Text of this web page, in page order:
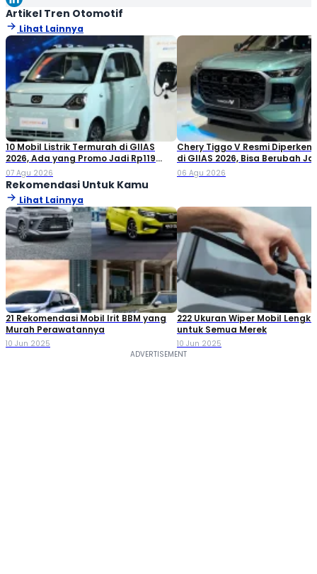
kepada para pembaca. Terima kasih telah membaca karya
tulis saya, semoga tulisan ini bisa bermanfaat!
Artikel Tren Otomotif
Lihat Lainnya
10 Mobil Listrik Termurah di GIIAS
2026, Ada yang Promo Jadi Rp119
Jutaan!
07 Agu 2026
Chery Tiggo V Resmi
di GIIAS 2026, Bisa Berubah
Double Cabin
06 Agu 2026
Rekomendasi Untuk Kamu
Lihat Lainnya
21 Rekomendasi Mobil Irit BBM yang
Murah Perawatannya
10 Jun 2025
222 Ukuran Wiper Mobil
untuk Semua Merek
10 Jun 2025